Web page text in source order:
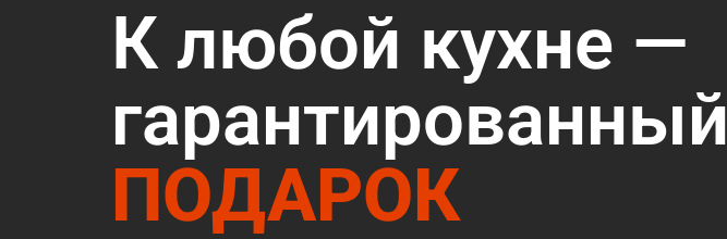
К любой кухне —
гарантированный
ПОДАРОК